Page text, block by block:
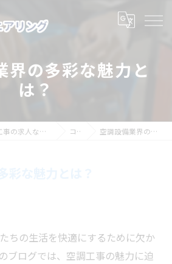
界の多彩な魅力と
は？
静岡県浜松市の空調工事の求人なら有限会社清明エンジニアリング コラム 空調設備業界の多彩な魅力とは？
ちの生活を快適にするために欠か
ブログでは、空調工事の魅力に迫